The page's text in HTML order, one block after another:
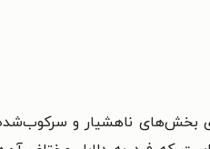
بخش‌های ناهشیار و